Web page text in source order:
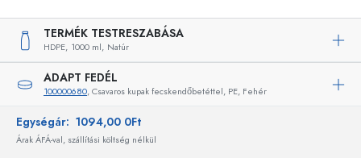
TERMÉK TESTRESZABÁSA
HDPE, 1000 ml, Natúr
ADAPT FEDÉL
100000680, Csavaros kupak fecskendőbetéttel, PE, Fehér
Egységár: 1094,00 0Ft
Árak ÁFÁ-val, szállítási költség nélkül